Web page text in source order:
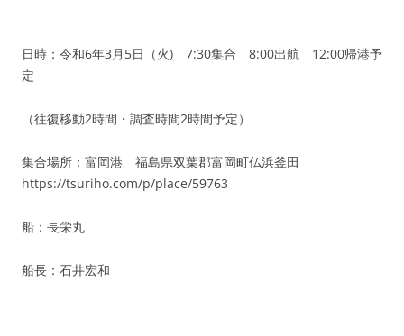
日時：令和6年3月5日（火) 7:30集合 8:00出航 12:00帰港予
定
（往復移動2時間・調査時間2時間予定）
集合場所：富岡港 福島県双葉郡富岡町仏浜釜田
https://tsuriho.com/p/place/59763
船：長栄丸
船長：石井宏和